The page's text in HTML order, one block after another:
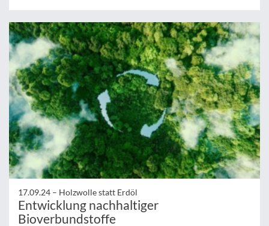
17.09.24 – Holzwolle statt Erdöl
Entwicklung nachhaltiger
Bioverbundstoffe